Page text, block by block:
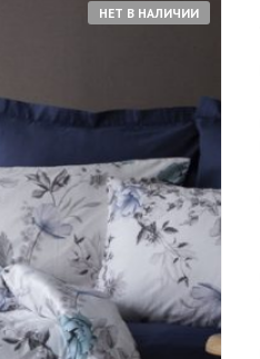
НЕТ В НАЛИЧИИ